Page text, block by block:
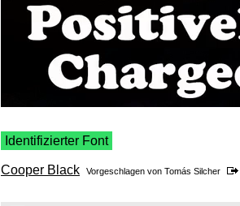
Identifizierter Font
Cooper Black Vorgeschlagen von Tomás Silcher